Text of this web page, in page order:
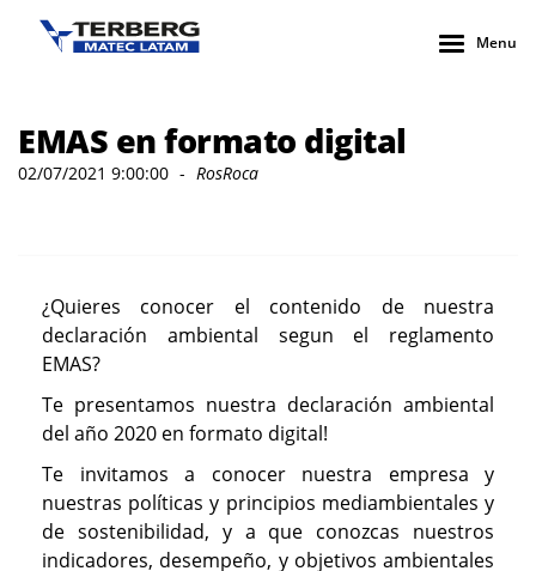
Menu
EMAS en formato digital
02/07/2021 9:00:00 - RosRoca
¿Quieres conocer el contenido de nuestra
declaración ambiental segun el reglamento
EMAS?
Te presentamos nuestra declaración ambiental
del año 2020 en formato digital!
Te invitamos a conocer nuestra empresa y
nuestras políticas y principios mediambientales y
de sostenibilidad, y a que conozcas nuestros
indicadores, desempeño, y objetivos ambientales